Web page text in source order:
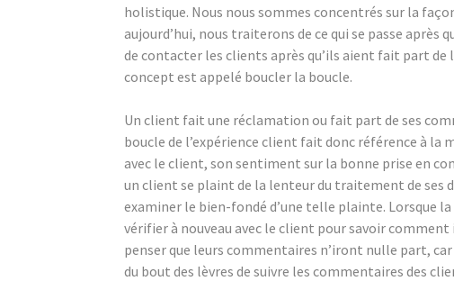
holistique. Nous nous sommes concentrés sur la
aujourd’hui, nous traiterons de ce qui se passe
de contacter les clients après qu’ils aient fait part de
concept est appelé boucler la boucle.
Un client fait une réclamation ou fait part de ses
boucle de l’expérience client fait donc référence à la
avec le client, son sentiment sur la bonne prise en
un client se plaint de la lenteur du traitement de ses
examiner le bien-fondé d’une telle plainte. Lorsque
vérifier à nouveau avec le client pour savoir
penser que leurs commentaires n’iront nulle part,
du bout des lèvres de suivre les commentaires des